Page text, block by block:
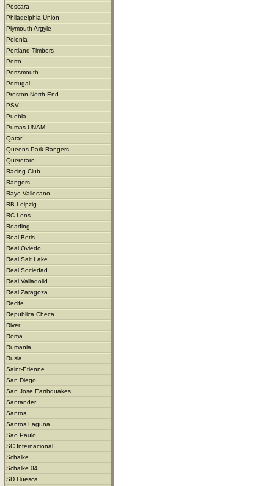
Pescara
Philadelphia Union
Plymouth Argyle
Polonia
Portland Timbers
Porto
Portsmouth
Portugal
Preston North End
PSV
Puebla
Pumas UNAM
Qatar
Queens Park Rangers
Queretaro
Racing Club
Rangers
Rayo Vallecano
RB Leipzig
RC Lens
Reading
Real Betis
Real Oviedo
Real Salt Lake
Real Sociedad
Real Valladolid
Real Zaragoza
Recife
Republica Checa
River
Roma
Rumania
Rusia
Saint-Etienne
San Diego
San Jose Earthquakes
Santander
Santos
Santos Laguna
Sao Paulo
SC Internacional
Schalke
Schalke 04
SD Huesca